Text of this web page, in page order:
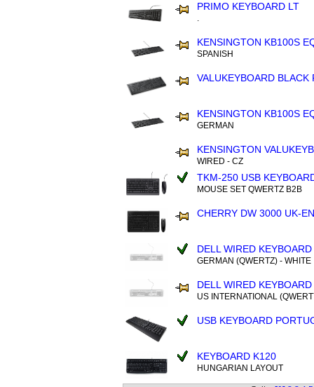
PRIMO KEYBOARD LT
.
KENSINGTON KB100S
SPANISH
VALUKEYBOARD BLACK
KENSINGTON KB100S
GERMAN
KENSINGTON
WIRED - CZ
TKM-250 USB
MOUSE SET QWERTZ B2B
CHERRY DW 3000 UK-
DELL WIRED
GERMAN (QWERTZ) - WHITE
DELL WIRED
US INTERNATIONAL
USB KEYBOARD
KEYBOARD K120
HUNGARIAN LAYOUT